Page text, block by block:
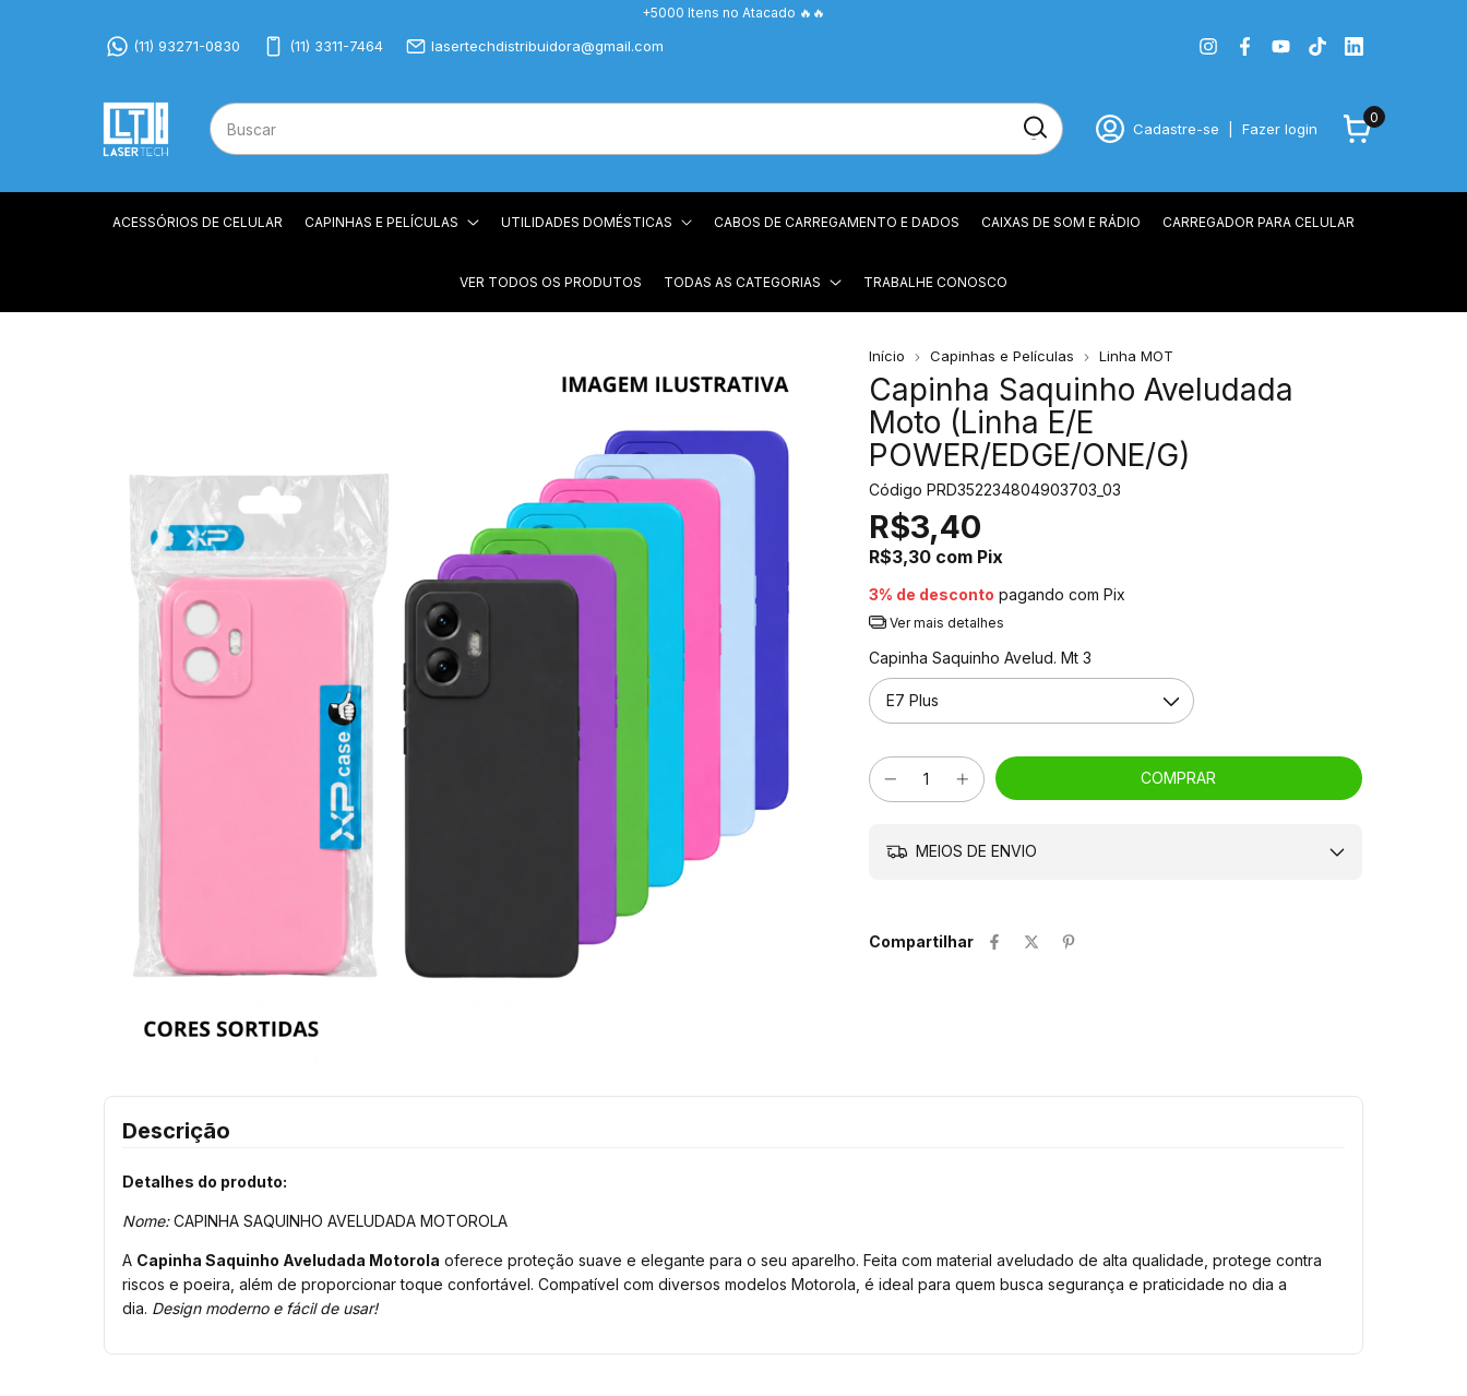
+5000 Itens no Atacado 🔥🔥
(11) 93271-0830 (11) 3311-7464 lasertechdistribuidora@gmail.com
Cadastre-se Fazer login
0
ACESSÓRIOS DE CELULAR CAPINHAS E PELÍCULAS UTILIDADES DOMÉSTICAS CABOS DE CARREGAMENTO E DADOS CAIXAS DE SOM E RÁDIO CARREGADOR PARA CELULAR
VER TODOS OS PRODUTOS TODAS AS CATEGORIAS TRABALHE CONOSCO
Início Capinhas e Películas Linha MOT
Capinha Saquinho Aveludada
Moto (Linha E/E
POWER/EDGE/ONE/G)
Código PRD352234804903703_03
R$3,40
R$3,30 com Pix
3% de desconto pagando com Pix
Ver mais detalhes
Capinha Saquinho Avelud. Mt 3
MEIOS DE ENVIO
Compartilhar
Descrição
Detalhes do produto:
Nome:CAPINHA SAQUINHO AVELUDADA MOTOROLA
A Capinha Saquinho Aveludada Motorola oferece proteção suave e elegante para o seu aparelho. Feita com material aveludado de alta qualidade, protege contra
riscos e poeira, além de proporcionar toque confortável. Compatível com diversos modelos Motorola, é ideal para quem busca segurança e praticidade no dia a
dia. Design moderno e fácil de usar!